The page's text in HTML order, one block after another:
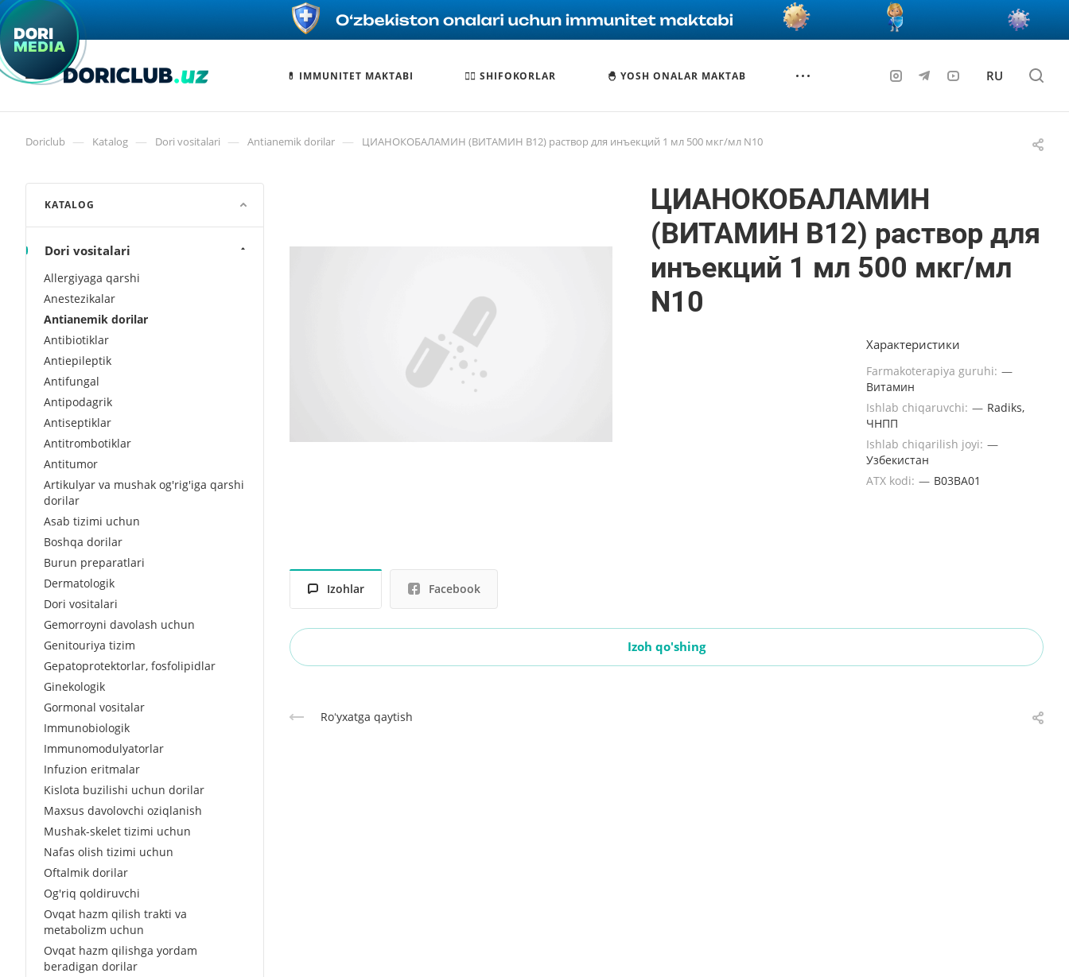
💊 IMMUNITET MAKTABI 🧑‍⚕️ SHIFOKORLAR 🐣 YOSH ONALAR MAKTAB RU
Doriclub — Katalog — Dori vositalari — Antianemik dorilar — ЦИАНОКОБАЛАМИН (ВИТАМИН В12) раствор для инъекций 1 мл 500 мкг/мл N10
ЦИАНОКОБАЛАМИН
(ВИТАМИН В12) раствор для
инъекций 1 мл 500 мкг/мл
N10
Характеристики
Farmakoterapiya guruhi: —
Витамин
Ishlab chiqaruvchi: — Radiks,
ЧНПП
Ishlab chiqarilish joyi: —
Узбекистан
ATX kodi: — B03BA01
Izohlar Facebook
Izoh qo'shing
Roʻyxatga qaytish
KATALOG
Dori vositalari
Allergiyaga qarshi
Anestezikalar
Antianemik dorilar
Antibiotiklar
Antiepileptik
Antifungal
Antipodagrik
Antiseptiklar
Antitrombotiklar
Antitumor
Artikulyar va mushak og'rig'iga qarshi
dorilar
Asab tizimi uchun
Boshqa dorilar
Burun preparatlari
Dermatologik
Dori vositalari
Gemorroyni davolash uchun
Genitouriya tizim
Gepatoprotektorlar, fosfolipidlar
Ginekologik
Gormonal vositalar
Immunobiologik
Immunomodulyatorlar
Infuzion eritmalar
Kislota buzilishi uchun dorilar
Maxsus davolovchi oziqlanish
Mushak-skelet tizimi uchun
Nafas olish tizimi uchun
Oftalmik dorilar
Og'riq qoldiruvchi
Ovqat hazm qilish trakti va
metabolizm uchun
Ovqat hazm qilishga yordam
beradigan dorilar